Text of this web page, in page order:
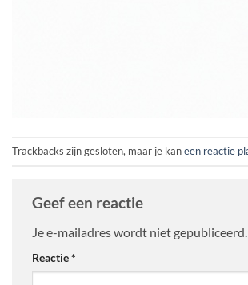
Trackbacks zijn gesloten, maar je kaneen reactie
Geef een reactie
Je e-mailadres wordt niet gepubliceerd.
Reactie*